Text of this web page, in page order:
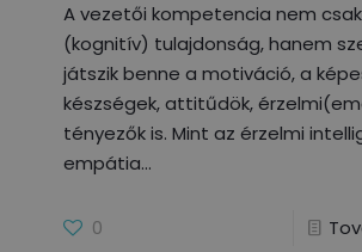
A vezetői kompetencia nem
(kognitív) tulajdonság, hanem
játszik benne a motiváció, a
készségek, attitűdök,
tényezők is. Mint az érzelmi
empátia
0